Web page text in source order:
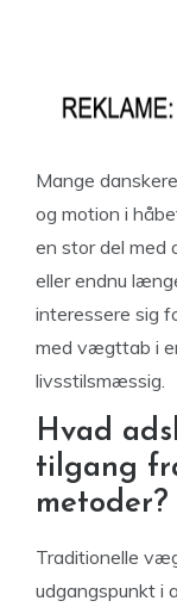
Mange
og motion i
en stor del
eller endnu
interessere sig
med vægttab i
livsstilsmæssig.
Hvad
tilgang
metoder?
Traditionelle
udgangspunkt i